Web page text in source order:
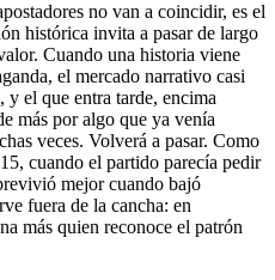
no van a coincidir, es el
histórica invita a pasar de largo
Cuando una historia viene
el mercado narrativo casi
el que entra tarde, encima
más por algo que ya venía
veces. Volverá a pasar. Como
cuando el partido parecía pedir
mejor cuando bajó
fuera de la cancha: en
más quien reconoce el patrón